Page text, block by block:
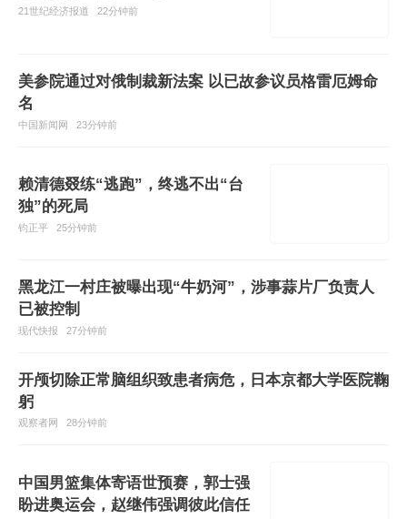
21世纪经济报道 22分钟前
美参院通过对俄制裁新法案 以已故参议员格雷厄姆命
名
中国新闻网 23分钟前
赖清德叕练“逃跑”，终逃不出“台
独”的死局
钧正平 25分钟前
黑龙江一村庄被曝出现“牛奶河”，涉事蒜片厂负责人
已被控制
现代快报 27分钟前
开颅切除正常脑组织致患者病危，日本京都大学医院鞠
躬
观察者网 28分钟前
中国男篮集体寄语世预赛，郭士强
盼进奥运会，赵继伟强调彼此信任